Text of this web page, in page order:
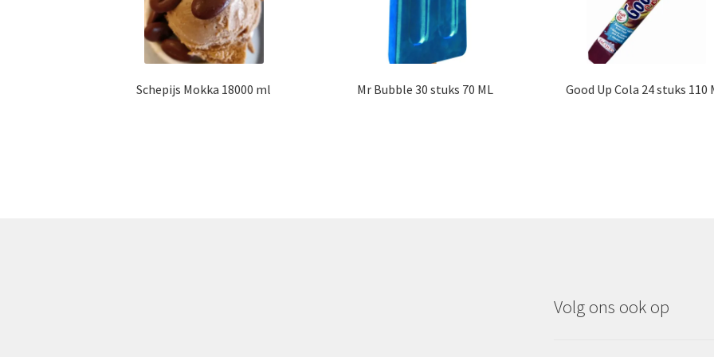
Schepijs Mokka 18000 ml Mr Bubble 30 stuks 70 ML Good Up Cola 24 stuks 110
Volg ons ook op